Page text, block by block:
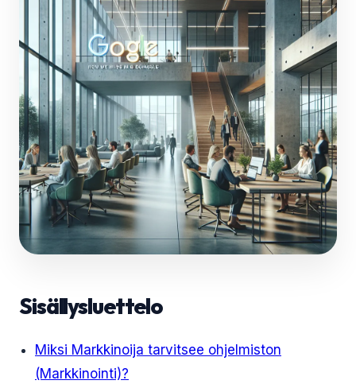
Sisällysluettelo
Miksi Markkinoija tarvitsee ohjelmiston
(Markkinointi)?